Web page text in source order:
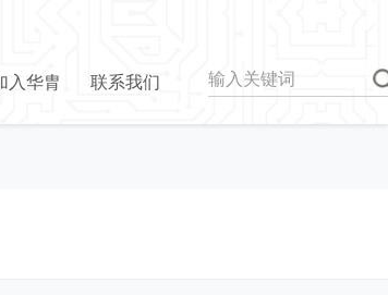
入华胄 联系我们